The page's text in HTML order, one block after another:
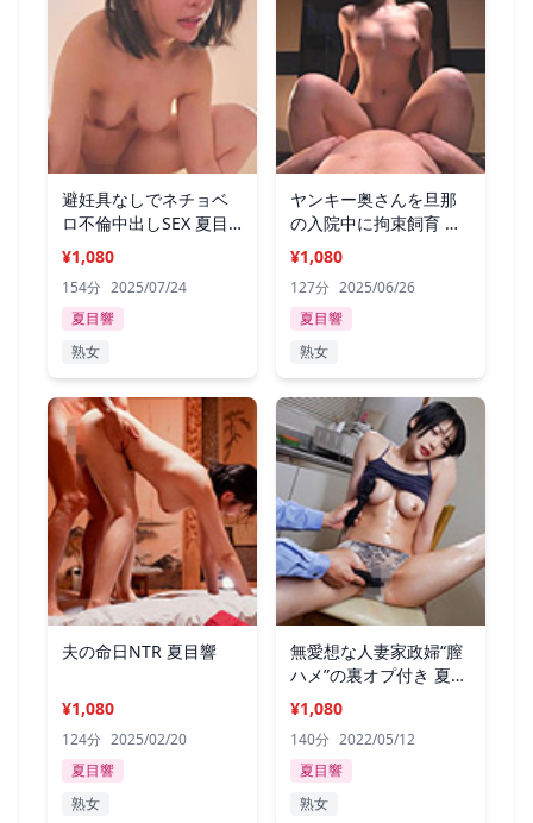
避妊具なしでネチョベ
ロ不倫中出しSEX 夏目
響
¥1,080
154分 2025/07/24
夏目響
熟女
ヤンキー奥さんを旦那
の入院中に拘束飼育 夏
目響
¥1,080
127分 2025/06/26
夏目響
熟女
夫の命日NTR 夏目響
¥1,080
124分 2025/02/20
夏目響
熟女
無愛想な人妻家政婦“膣
ハメ”の裏オプ付き 夏目
響
¥1,080
140分 2022/05/12
夏目響
熟女